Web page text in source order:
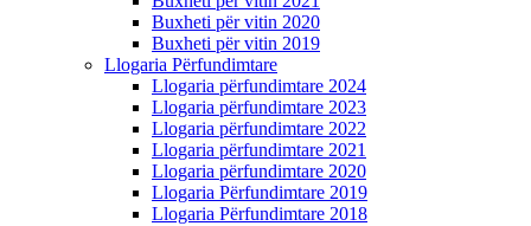
Buxheti për vitin 2020
Buxheti për vitin 2019
Llogaria Përfundimtare
Llogaria përfundimtare 2024
Llogaria përfundimtare 2023
Llogaria përfundimtare 2022
Llogaria përfundimtare 2021
Llogaria përfundimtare 2020
Llogaria Përfundimtare 2019
Llogaria Përfundimtare 2018